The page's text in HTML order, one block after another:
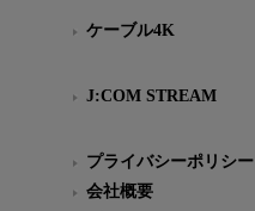
ケーブル4K
J:COM STREAM
プライバシーポリシー
会社概要